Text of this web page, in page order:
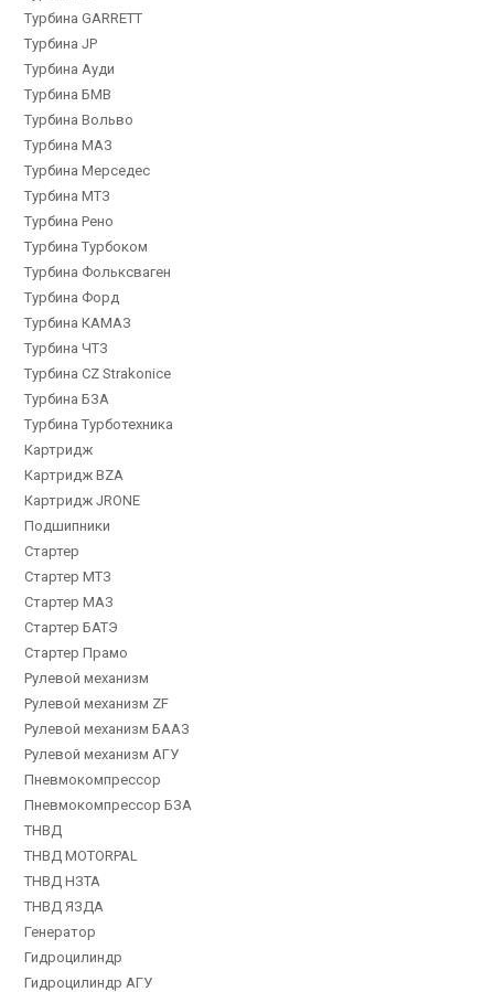
Турбина GARRETT
Турбина JP
Турбина Ауди
Турбина БМВ
Турбина Вольво
Турбина МАЗ
Турбина Мерседес
Турбина МТЗ
Турбина Рено
Турбина Турбоком
Турбина Фольксваген
Турбина Форд
Турбина КАМАЗ
Турбина ЧТЗ
Турбина CZ Strakonice
Турбина БЗА
Турбина Турботехника
Картридж
Картридж BZA
Картридж JRONE
Подшипники
Стартер
Стартер МТЗ
Стартер МАЗ
Стартер БАТЭ
Стартер Прамо
Рулевой механизм
Рулевой механизм ZF
Рулевой механизм БААЗ
Рулевой механизм АГУ
Пневмокомпрессор
Пневмокомпрессор БЗА
ТНВД
ТНВД MOTORPAL
ТНВД НЗТА
ТНВД ЯЗДА
Генератор
Гидроцилиндр
Гидроцилиндр АГУ